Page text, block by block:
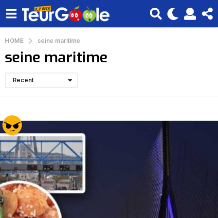
HOME seine maritime
seine maritime
Recent